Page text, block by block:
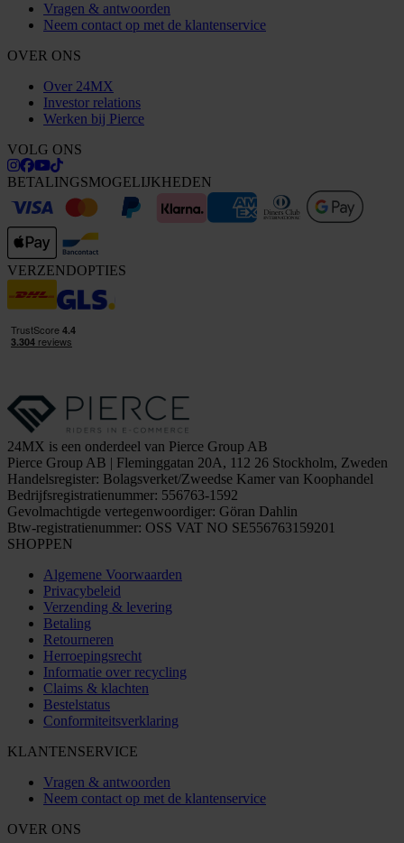
Vragen & antwoorden
Neem contact op met de klantenservice
OVER ONS
Over 24MX
Investor relations
Werken bij Pierce
VOLG ONS
BETALINGSMOGELIJKHEDEN
VERZENDOPTIES
24MX is een onderdeel van Pierce Group AB
Pierce Group AB | Fleminggatan 20A, 112 26 Stockholm, Zweden
Handelsregister: Bolagsverket/Zweedse Kamer van Koophandel
Bedrijfsregistratienummer: 556763-1592
Gevolmachtigde vertegenwoordiger: Göran Dahlin
Btw-registratienummer: OSS VAT NO SE556763159201
SHOPPEN
Algemene Voorwaarden
Privacybeleid
Verzending & levering
Betaling
Retourneren
Herroepingsrecht
Informatie over recycling
Claims & klachten
Bestelstatus
Conformiteitsverklaring
KLANTENSERVICE
Vragen & antwoorden
Neem contact op met de klantenservice
OVER ONS